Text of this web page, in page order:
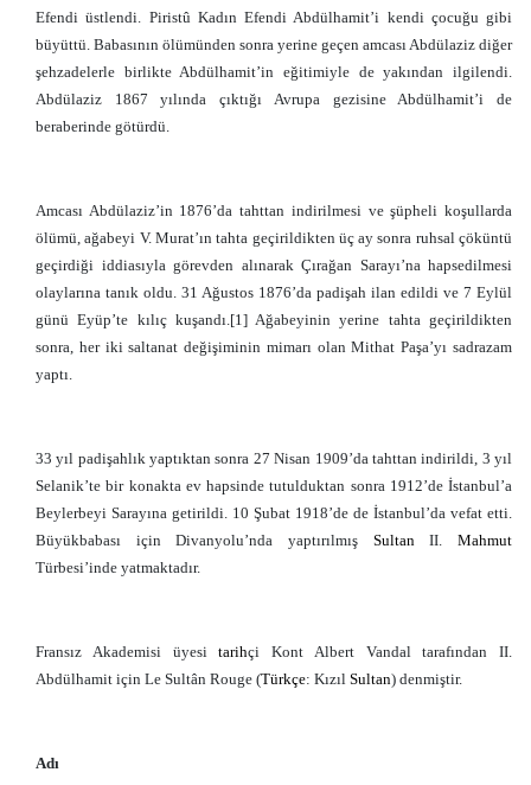
Efendi üstlendi. Piristû Kadın Efendi Abdülhamit’i kendi çocuğu gibi
büyüttü. Babasının ölümünden sonra yerine geçen amcası Abdülaziz diğer
şehzadelerle birlikte Abdülhamit’in eğitimiyle de yakından ilgilendi.
Abdülaziz 1867 yılında çıktığı Avrupa gezisine Abdülhamit’i de
beraberinde götürdü.
Amcası Abdülaziz’in 1876’da tahttan indirilmesi ve şüpheli koşullarda
ölümü, ağabeyi V. Murat’ın tahta geçirildikten üç ay sonra ruhsal çöküntü
geçirdiği iddiasıyla görevden alınarak Çırağan Sarayı’na hapsedilmesi
olaylarına tanık oldu. 31 Ağustos 1876’da padişah ilan edildi ve 7 Eylül
günü Eyüp’te kılıç kuşandı.[1] Ağabeyinin yerine tahta geçirildikten
sonra, her iki saltanat değişiminin mimarı olan Mithat Paşa’yı sadrazam
yaptı.
33 yıl padişahlık yaptıktan sonra 27 Nisan 1909’da tahttan indirildi, 3 yıl
Selanik’te bir konakta ev hapsinde tutulduktan sonra 1912’de İstanbul’a
Beylerbeyi Sarayına getirildi. 10 Şubat 1918’de de İstanbul’da vefat etti.
Büyükbabası için Divanyolu’nda yaptırılmış SultanII.Mahmut
Türbesi’inde yatmaktadır.
Fransız Akademisi üyesitarihçi Kont Albert Vandal tarafından II.
Abdülhamit için Le Sultân Rouge (Türkçe: Kızıl Sultan) denmiştir.
Adı